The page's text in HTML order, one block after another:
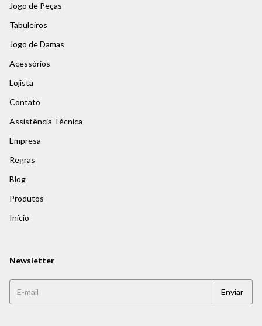
Jogo de Peças
Tabuleiros
Jogo de Damas
Acessórios
Lojista
Contato
Assistência Técnica
Empresa
Regras
Blog
Produtos
Início
Newsletter